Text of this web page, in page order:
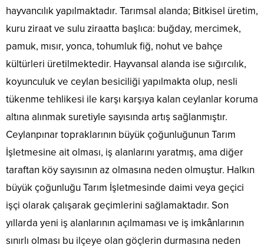
hayvancılık yapılmaktadır. Tarımsal alanda; Bitkisel üretim,
kuru ziraat ve sulu ziraatta başlıca: buğday, mercimek,
pamuk, mısır, yonca, tohumluk fiğ, nohut ve bahçe
kültürleri üretilmektedir. Hayvansal alanda ise sığırcılık,
koyunculuk ve ceylan besiciliği yapılmakta olup, nesli
tükenme tehlikesi ile karşı karşıya kalan ceylanlar koruma
altına alınmak suretiyle sayısında artış sağlanmıştır.
Ceylanpınar topraklarının büyük çoğunluğunun Tarım
İşletmesine ait olması, iş alanlarını yaratmış, ama diğer
taraftan köy sayısının az olmasına neden olmuştur. Halkın
büyük çoğunluğu Tarım İşletmesinde daimi veya geçici
işçi olarak çalışarak geçimlerini sağlamaktadır. Son
yıllarda yeni iş alanlarının açılmaması ve iş imkânlarının
sınırlı olması bu ilçeye olan göçlerin durmasına neden